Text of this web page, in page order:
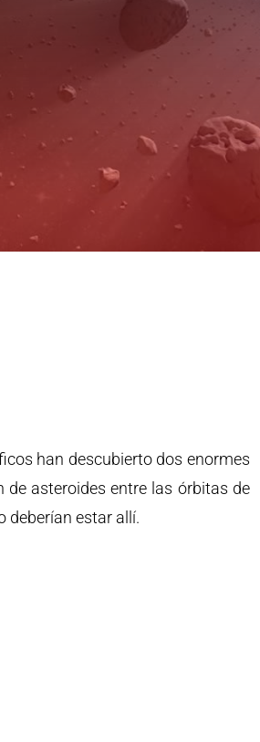
han descubierto dos enormes
de asteroides entre las órbitas de
deberían estar allí.